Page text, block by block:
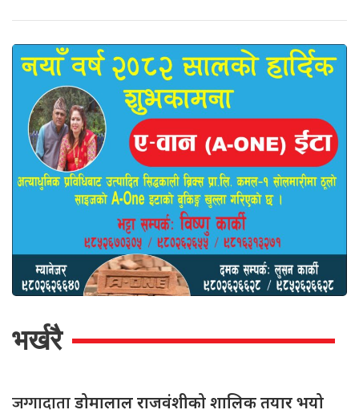
भर्खरै
जग्गादाताडोमालाल राजवंशीको शालिक तयार भयो